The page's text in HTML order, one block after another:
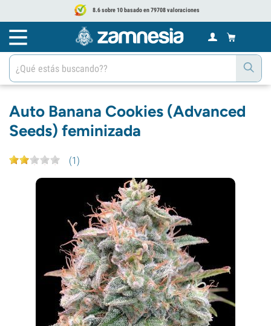
8.6 sobre 10 basado en 79708 valoraciones
Auto Banana Cookies (Advanced
Seeds) feminizada
(1)